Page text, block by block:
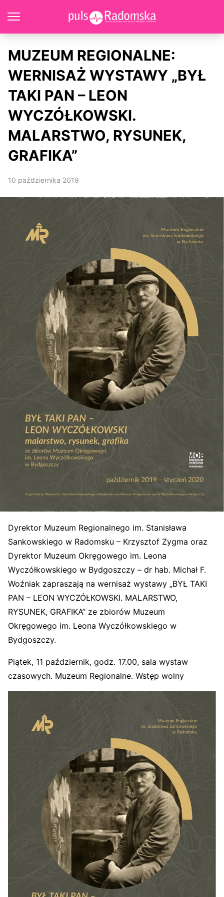
MUZEUM REGIONALNE:
WERNISAŻ WYSTAWY „BYŁ
TAKI PAN – LEON
WYCZÓŁKOWSKI.
MALARSTWO, RYSUNEK,
GRAFIKA”
10 października 2019
Dyrektor Muzeum Regionalnego im. Stanisława
Sankowskiego w Radomsku – Krzysztof Zygma oraz
Dyrektor Muzeum Okręgowego im. Leona
Wyczółkowskiego w Bydgoszczy – dr hab. Michał F.
Woźniak zapraszają na wernisaż wystawy „BYŁ TAKI
PAN – LEON WYCZÓŁKOWSKI. MALARSTWO,
RYSUNEK, GRAFIKA” ze zbiorów Muzeum
Okręgowego im. Leona Wyczółkowskiego w
Bydgoszczy.
Piątek, 11 październik, godz. 17.00, sala wystaw
czasowych. Muzeum Regionalne. Wstęp wolny